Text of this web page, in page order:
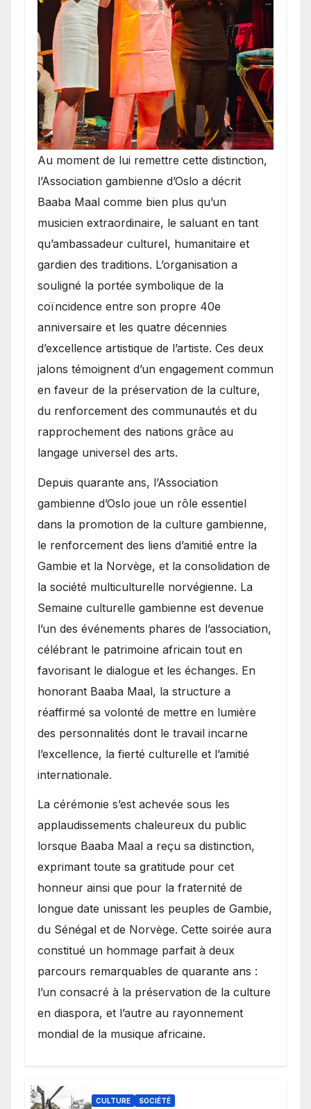
​Au moment de lui remettre cette distinction,
l’Association gambienne d’Oslo a décrit
Baaba Maal comme bien plus qu’un
musicien extraordinaire, le saluant en tant
qu’ambassadeur culturel, humanitaire et
gardien des traditions. L’organisation a
souligné la portée symbolique de la
coïncidence entre son propre 40e
anniversaire et les quatre décennies
d’excellence artistique de l’artiste. Ces deux
jalons témoignent d’un engagement commun
en faveur de la préservation de la culture,
du renforcement des communautés et du
rapprochement des nations grâce au
langage universel des arts.
​Depuis quarante ans, l’Association
gambienne d’Oslo joue un rôle essentiel
dans la promotion de la culture gambienne,
le renforcement des liens d’amitié entre la
Gambie et la Norvège, et la consolidation de
la société multiculturelle norvégienne. La
Semaine culturelle gambienne est devenue
l’un des événements phares de l’association,
célébrant le patrimoine africain tout en
favorisant le dialogue et les échanges. En
honorant Baaba Maal, la structure a
réaffirmé sa volonté de mettre en lumière
des personnalités dont le travail incarne
l’excellence, la fierté culturelle et l’amitié
internationale.
​La cérémonie s’est achevée sous les
applaudissements chaleureux du public
lorsque Baaba Maal a reçu sa distinction,
exprimant toute sa gratitude pour cet
honneur ainsi que pour la fraternité de
longue date unissant les peuples de Gambie,
du Sénégal et de Norvège. Cette soirée aura
constitué un hommage parfait à deux
parcours remarquables de quarante ans :
l’un consacré à la préservation de la culture
en diaspora, et l’autre au rayonnement
mondial de la musique africaine.
CULTURE SOCIÉTÉ